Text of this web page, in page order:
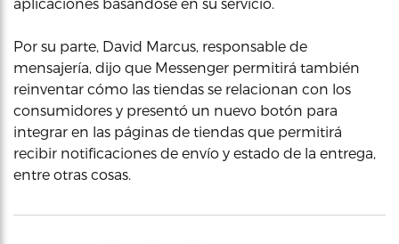
Por su parte, David Marcus, responsable de
mensajería, dijo que Messenger permitirá también
reinventar cómo las tiendas se relacionan con los
consumidores y presentó un nuevo botón para
integrar en las páginas de tiendas que permitirá
recibir notificaciones de envío y estado de la entrega,
entre otras cosas.